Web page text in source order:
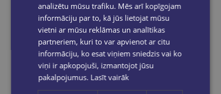
pakomātiem Latvijāpasūtījumiem no €40.00.
Bezmaksas piegāde jebkurā GLOBUSS
grāmatnīcā 1-5 darba dienu laikā, kad
pasūtījums būs gatavs saņemšanai, saņemsi
analizētu mūsu trafiku. Mēs arī kopīgojam
informāciju par to, kā jūs lietojat mūsu
vietni ar mūsu reklāmas un analītikas
partneriem, kuri to var apvienot ar citu
informāciju, ko esat viņiem sniedzis vai ko
viņi ir apkopojuši, izmantojot jūsu
pakalpojumus. Lasīt vairāk